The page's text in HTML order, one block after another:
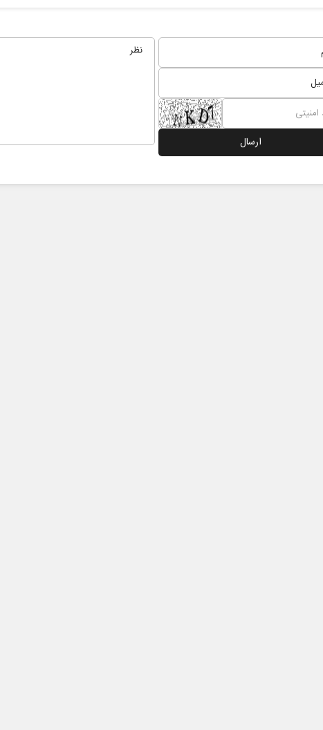
اربعین نماد مقاومت در برابر
رحمت‌الله نوروزی - عضو کمیسیون اجتماعی
همه مدافع
دکتر حکیمه سقای